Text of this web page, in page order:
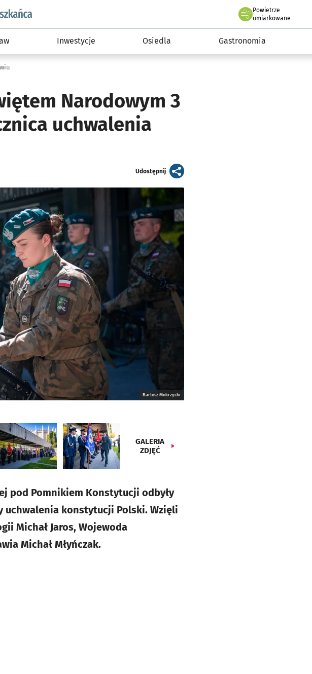
podserwis: Dla mieszkańca
Powietrze
we Wrocławiu
umiarkowane
Inwestycje Osiedla Gastronomia
Narodowym 3
uchwalenia
Udostępnijartykuł
Bartosz Mokrzycki
GALERIA
ZDJĘĆ
pod Pomnikiem Konstytucji odbyły
uchwalenia konstytucji Polski. Wzięli
Michał Jaros, Wojewoda
Michał Młyńczak.